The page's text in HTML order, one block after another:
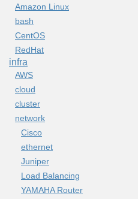
Amazon Linux
bash
CentOS
RedHat
infra
AWS
cloud
cluster
network
Cisco
ethernet
Juniper
Load Balancing
YAMAHA Router